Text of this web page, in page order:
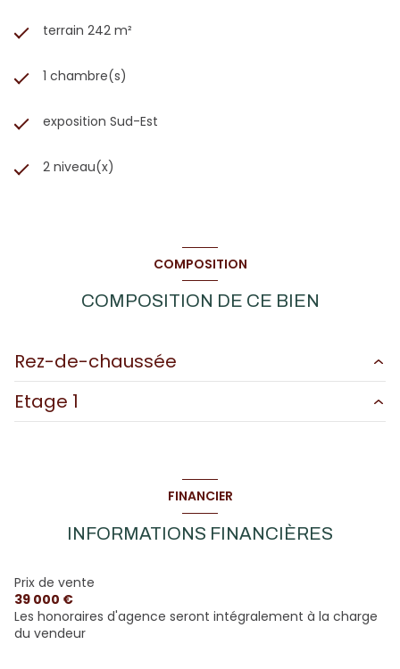
terrain 242 m²
1 chambre(s)
exposition Sud-Est
2 niveau(x)
COMPOSITION
COMPOSITION DE CE BIEN
Rez-de-chaussée
pièce à vivre
Etage 1
FINANCIER
INFORMATIONS FINANCIÈRES
Prix de vente
39 000 €
Les honoraires d'agence seront intégralement à la charge
du vendeur